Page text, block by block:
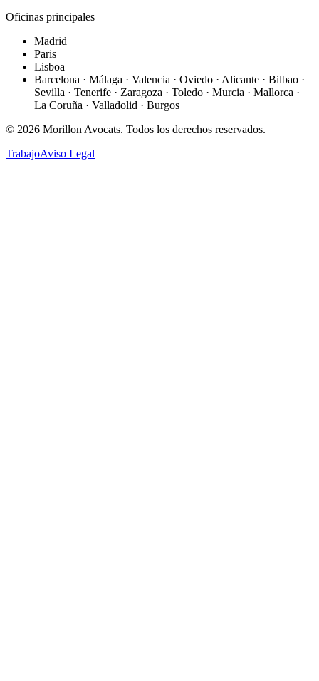
Oficinas principales
Madrid
Paris
Lisboa
Barcelona · Málaga · Valencia · Oviedo · Alicante · Bilbao ·
Sevilla · Tenerife · Zaragoza · Toledo · Murcia · Mallorca ·
La Coruña · Valladolid · Burgos
© 2026 Morillon Avocats. Todos los derechos reservados.
TrabajoAviso Legal